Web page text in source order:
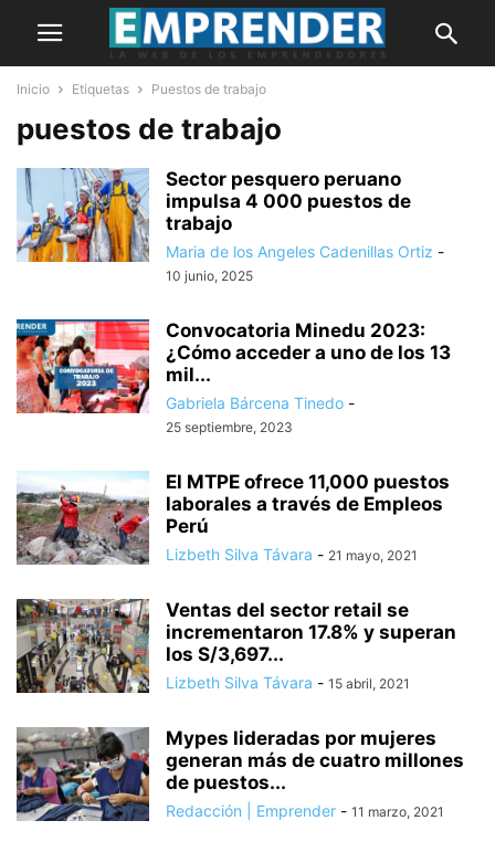
Inicio Etiquetas Puestos de trabajo
puestos de trabajo
Sector pesquero peruano
impulsa 4 000 puestos de
trabajo
Maria de los Angeles Cadenillas Ortiz -
10 junio, 2025
Convocatoria Minedu 2023:
¿Cómo acceder a uno de los 13
mil...
Gabriela Bárcena Tinedo -
25 septiembre, 2023
El MTPE ofrece 11,000 puestos
laborales a través de Empleos
Perú
Lizbeth Silva Távara - 21 mayo, 2021
Ventas del sector retail se
incrementaron 17.8% y superan
los S/3,697...
Lizbeth Silva Távara - 15 abril, 2021
Mypes lideradas por mujeres
generan más de cuatro millones
de puestos...
Redacción | Emprender - 11 marzo, 2021